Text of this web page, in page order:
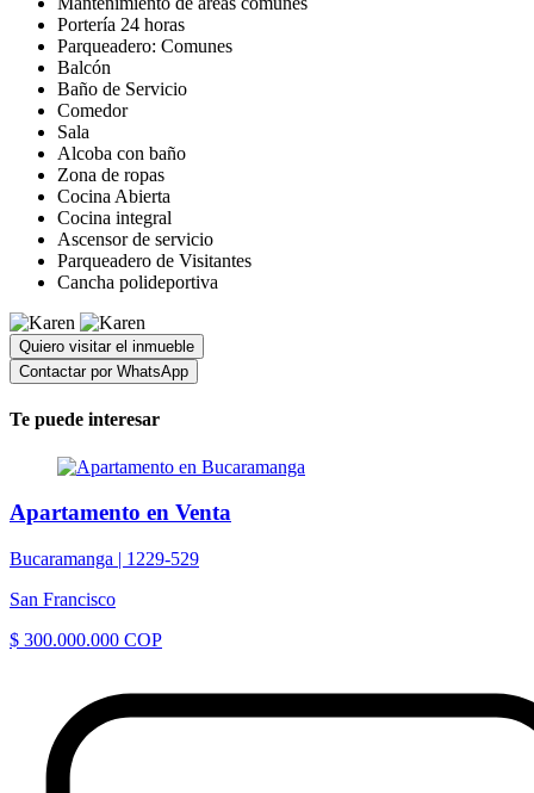
Portería 24 horas
Parqueadero: Comunes
Balcón
Baño de Servicio
Comedor
Sala
Alcoba con baño
Zona de ropas
Cocina Abierta
Cocina integral
Ascensor de servicio
Parqueadero de Visitantes
Cancha polideportiva
Quiero visitar el inmueble
Contactar por WhatsApp
Te puede interesar
Apartamento en Venta
Bucaramanga | 1229-529
San Francisco
$ 300.000.000 COP